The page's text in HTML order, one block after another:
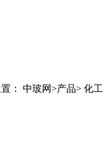
： 中玻网>产品> 化